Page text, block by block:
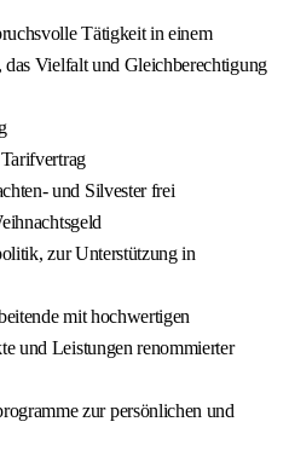
Tätigkeit in einem
Vielfalt und Gleichberechtigung
und Silvester frei
zur Unterstützung in
mit hochwertigen
und Leistungen renommierter
zur persönlichen und